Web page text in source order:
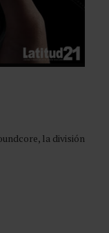
la división